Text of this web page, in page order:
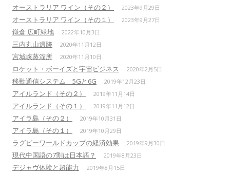
オーストラリア ワイン（その２） 2023年9月29日
オーストラリア ワイン（その１） 2023年9月27日
鎌倉 広町緑地 2022年10月3日
三内丸山遺跡 2020年11月12日
宮城峡蒸溜所 2020年11月10日
ロケット・ボーイズと宇宙ビジネス 2020年2月5日
移動通信システム 5Gと6G 2019年12月23日
アイルランド（その２） 2019年11月14日
アイルランド（その１） 2019年11月12日
アイラ島（その２） 2019年10月31日
アイラ島（その１） 2019年10月29日
ラグビーワールドカップの経済効果 2019年9月30日
現代中国語の7割は日本語？ 2019年8月23日
デジャヴ体験と超能力 2019年8月15日